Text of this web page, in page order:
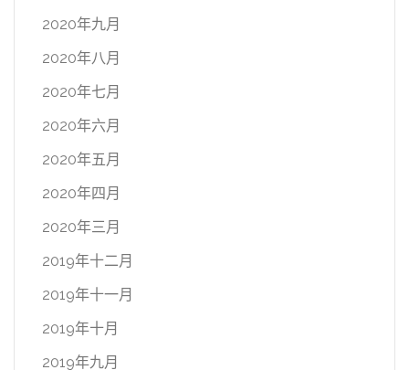
2020年九月
2020年八月
2020年七月
2020年六月
2020年五月
2020年四月
2020年三月
2019年十二月
2019年十一月
2019年十月
2019年九月